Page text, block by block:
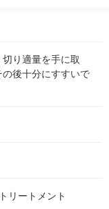
り適量を手に取
後十分にすすいで
リートメント